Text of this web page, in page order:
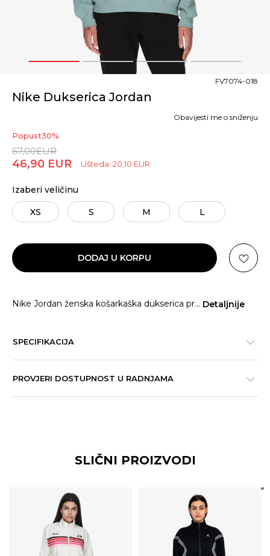
1 2 3 4
Nike Dukserica Jordan
FV7074-018
Popust30%
67,00EUR
46,90 EUR Ušteda: 20,10 EUR
Obavijesti me o sniženju
Izaberi veličinu
XS S M L
DODAJ U KORPU
Nike Jordan ženska košarkaška dukserica pr... Detaljnije
SPECIFIKACIJA
PROVJERI DOSTUPNOST U RADNJAMA
SLIČNI PROIZVODI